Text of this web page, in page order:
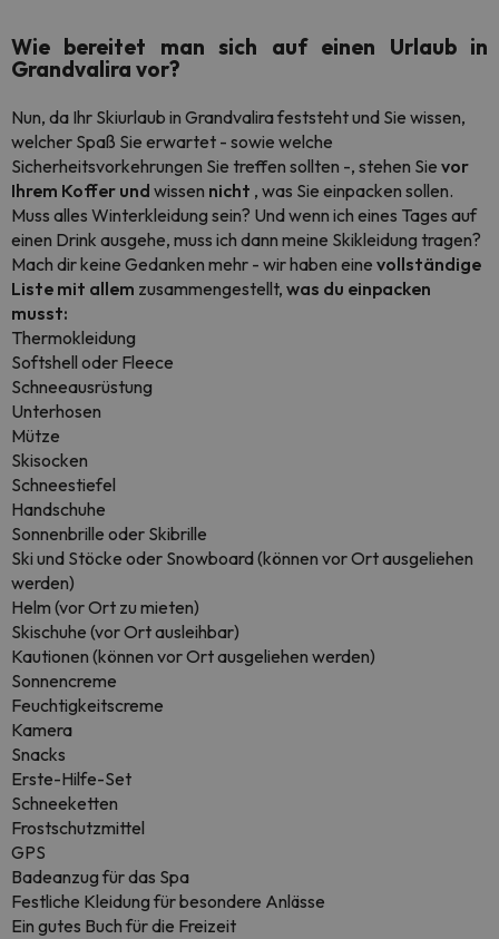
Wie bereitet man sich auf einen Urlaub in
Grandvalira vor?
Nun, da Ihr Skiurlaub in Grandvalira feststeht und Sie wissen,
welcher Spaß Sie erwartet - sowie welche
Sicherheitsvorkehrungen Sie treffen sollten -, stehen Sie vor
Ihrem Koffer und wissen nicht , was Sie einpacken sollen.
Muss alles Winterkleidung sein? Und wenn ich eines Tages auf
einen Drink ausgehe, muss ich dann meine Skikleidung tragen?
Mach dir keine Gedanken mehr - wir haben eine vollständige
Liste mit allem zusammengestellt, was du einpacken
musst:
Thermokleidung
Softshell oder Fleece
Schneeausrüstung
Unterhosen
Mütze
Skisocken
Schneestiefel
Handschuhe
Sonnenbrille oder Skibrille
Ski und Stöcke oder Snowboard (können vor Ort ausgeliehen
werden)
Helm (vor Ort zu mieten)
Skischuhe (vor Ort ausleihbar)
Kautionen (können vor Ort ausgeliehen werden)
Sonnencreme
Feuchtigkeitscreme
Kamera
Snacks
Erste-Hilfe-Set
Schneeketten
Frostschutzmittel
GPS
Badeanzug für das Spa
Festliche Kleidung für besondere Anlässe
Ein gutes Buch für die Freizeit